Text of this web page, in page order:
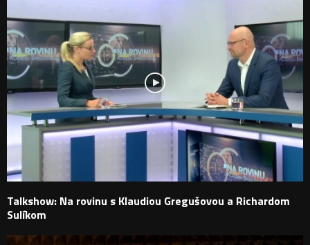
Talkshow: Na rovinu s Klaudiou Gregušovou a Richardom
Sulíkom